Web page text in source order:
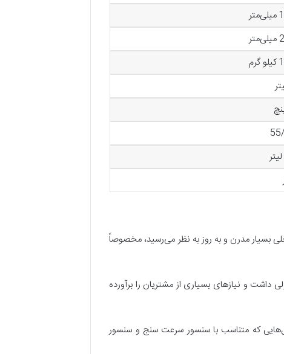
بسیار مدرن و به روز به نظر می‌رسید، مخصوصاً
که داشت طراحی زیبا و قابل قبولی داشت و نیازهای بسیاری از مشتریان را برآورده
که متناسب با سنسور سرعت سنج و سنسور